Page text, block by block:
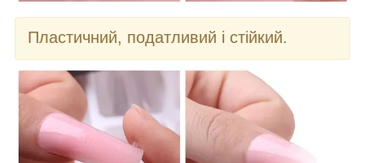
Пластичний, податливий і стійкий.